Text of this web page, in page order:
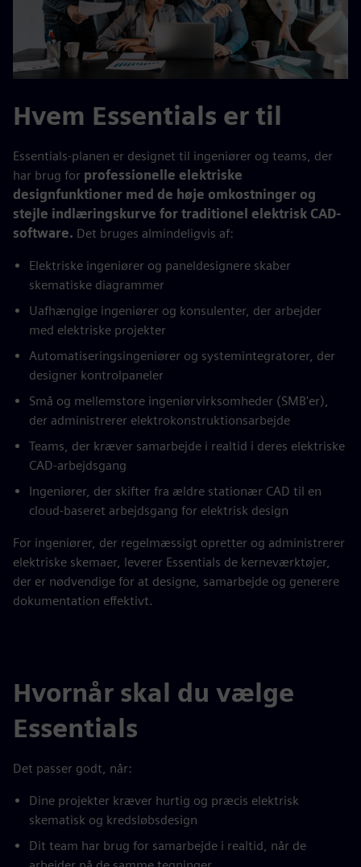
Hvem Essentials er til
Essentials-planen er designet til ingeniører og teams, der
har brug for professionelle elektriske
designfunktioner med de høje omkostninger og
stejle indlæringskurve for traditionel elektrisk CAD-
software. Det bruges almindeligvis af:
Elektriske ingeniører og paneldesignere skaber
skematiske diagrammer
Uafhængige ingeniører og konsulenter, der arbejder
med elektriske projekter
Automatiseringsingeniører og systemintegratorer, der
designer kontrolpaneler
Små og mellemstore ingeniørvirksomheder (SMB'er),
der administrerer elektrokonstruktionsarbejde
Teams, der kræver samarbejde i realtid i deres elektriske
CAD-arbejdsgang
Ingeniører, der skifter fra ældre stationær CAD til en
cloud-baseret arbejdsgang for elektrisk design
For ingeniører, der regelmæssigt opretter og administrerer
elektriske skemaer, leverer Essentials de kerneværktøjer,
der er nødvendige for at designe, samarbejde og generere
dokumentation effektivt.
Hvornår skal du vælge
Essentials
Det passer godt, når:
Dine projekter kræver hurtig og præcis elektrisk
skematisk og kredsløbsdesign
Dit team har brug for samarbejde i realtid, når de